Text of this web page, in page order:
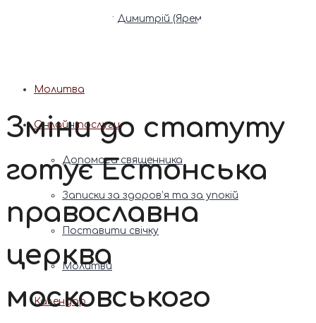
Патріарх Димитрій (Ярема)
Молитва
Онлайн послуги
Допомога священника
Записки за здоров’я та за упокій
Поставити свічку
Молитви
Календар
Зміни до статуту
готує Естонська
православна
церква
московського